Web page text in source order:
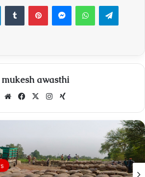
LinkedInTumblr PinterestMessengerWhatsApp
mukesh awasthi
WebsiteFacebook
X Instagram